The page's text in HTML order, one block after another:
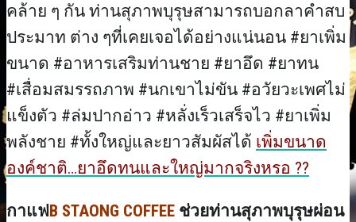
คล้าย ๆ กัน ท่านสุภาพบุรุษสามารถบอกลาคำสบ
ประมาท ต่าง ๆที่เคยเจอได้อย่างแน่นอน #ยาเพิ่ม
ขนาด #อาหารเสริมท่านชาย #ยาอึด #ยาทน
#เสื่อมสมรรถภาพ #นกเขาไม่ขัน #อวัยวะเพศไม่
แข็งตัว #ล่มปากอ่าว #หลั่งเร็วเสร็จไว #ยาเพิ่ม
พลังชาย #ทั้งใหญ่และยาวสัมผัสได้ เพิ่มขนาด
องค์ชาติ…ยาอึดทนและใหญ่มากจริงหรอ ??
กาแฟB STAONG COFFEE ช่วยท่านสุภาพบุรุษผ่อน